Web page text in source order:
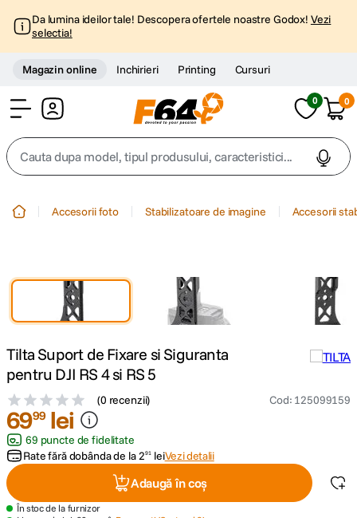
Da lumina ideilor tale! Descopera ofertele noastre Godox! Vezi
selectia!
Magazin online Inchirieri Printing Cursuri
0 0
Cauta dupa model, tipul produsului, caracteristici...
2. trepied
trepied telefon
4. peak design
canon sx740 hs
lavaliera
card memorie
8. dji mic mini
Accesorii foto Stabilizatoare de imagine Accesorii
Tilta Suport de Fixare si Siguranta
pentru DJI RS 4 si RS 5
(0 recenzii) Cod: 125099159
6999 lei
69 puncte de fidelitate
Rate fără dobânda de la291 leiVezi detalii
Adaugă în coș
În stoc de la furnizor